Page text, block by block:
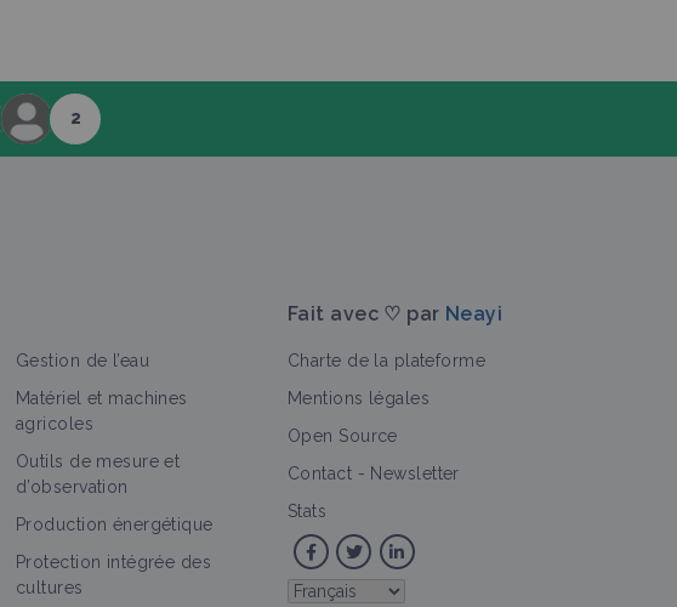
2
Gestion de l’eau
Matériel et machines
agricoles
Outils de mesure et
d’observation
Production énergétique
Protection intégrée des
cultures
Fait avec ♡ par Neayi
Charte de la plateforme
Mentions légales
Open Source
Contact - Newsletter
Stats